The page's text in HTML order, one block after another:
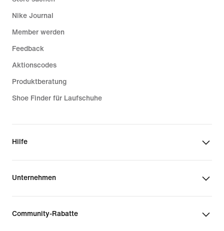
Nike Journal
Member werden
Feedback
Aktionscodes
Produktberatung
Shoe Finder für Laufschuhe
Hilfe
Unternehmen
Community-Rabatte